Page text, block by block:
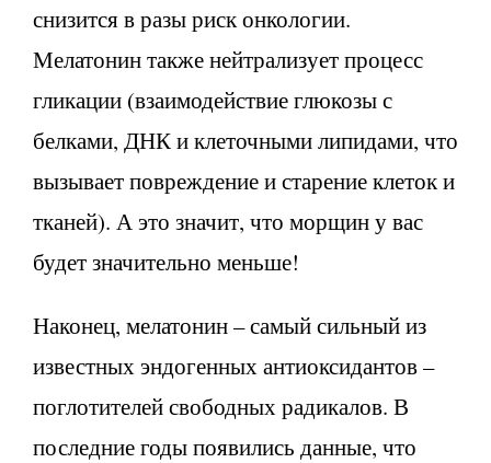
снизится в разы риск онкологии.
Мелатонин также нейтрализует процесс
гликации (взаимодействие глюкозы с
белками, ДНК и клеточными липидами, что
вызывает повреждение и старение клеток и
тканей). А это значит, что морщин у вас
будет значительно меньше!
Наконец, мелатонин – самый сильный из
известных эндогенных антиоксидантов –
поглотителей свободных радикалов. В
последние годы появились данные, что